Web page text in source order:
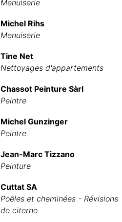
Menuiserie
Michel Rihs
Menuiserie
Tine Net
Nettoyages d'appartements
Chassot Peinture Sàrl
Peintre
Michel Gunzinger
Peintre
Jean-Marc Tizzano
Peinture
Cuttat SA
Poêles et cheminées - Révisions
de citerne